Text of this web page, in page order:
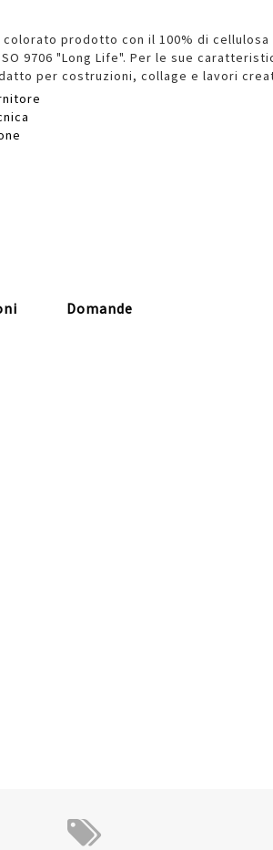
colorato prodotto con il 100% di cellulosa
9706 "Long Life". Per le sue
per costruzioni, collage e lavori
Domande